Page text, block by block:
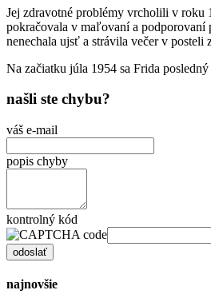
Jej zdravotné problémy vrcholili v roku
pokračovala v maľovaní a podporovaní
nenechala ujsť a strávila večer v
Na začiatku júla 1954 sa Frida
našli ste chybu?
váš e-mail
popis chyby
kontrolný kód
najnovšie